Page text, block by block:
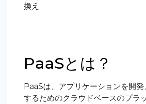
換え
PaaSとは？
PaaSは、アプリケーションを開
するためのクラウドベースのプラ